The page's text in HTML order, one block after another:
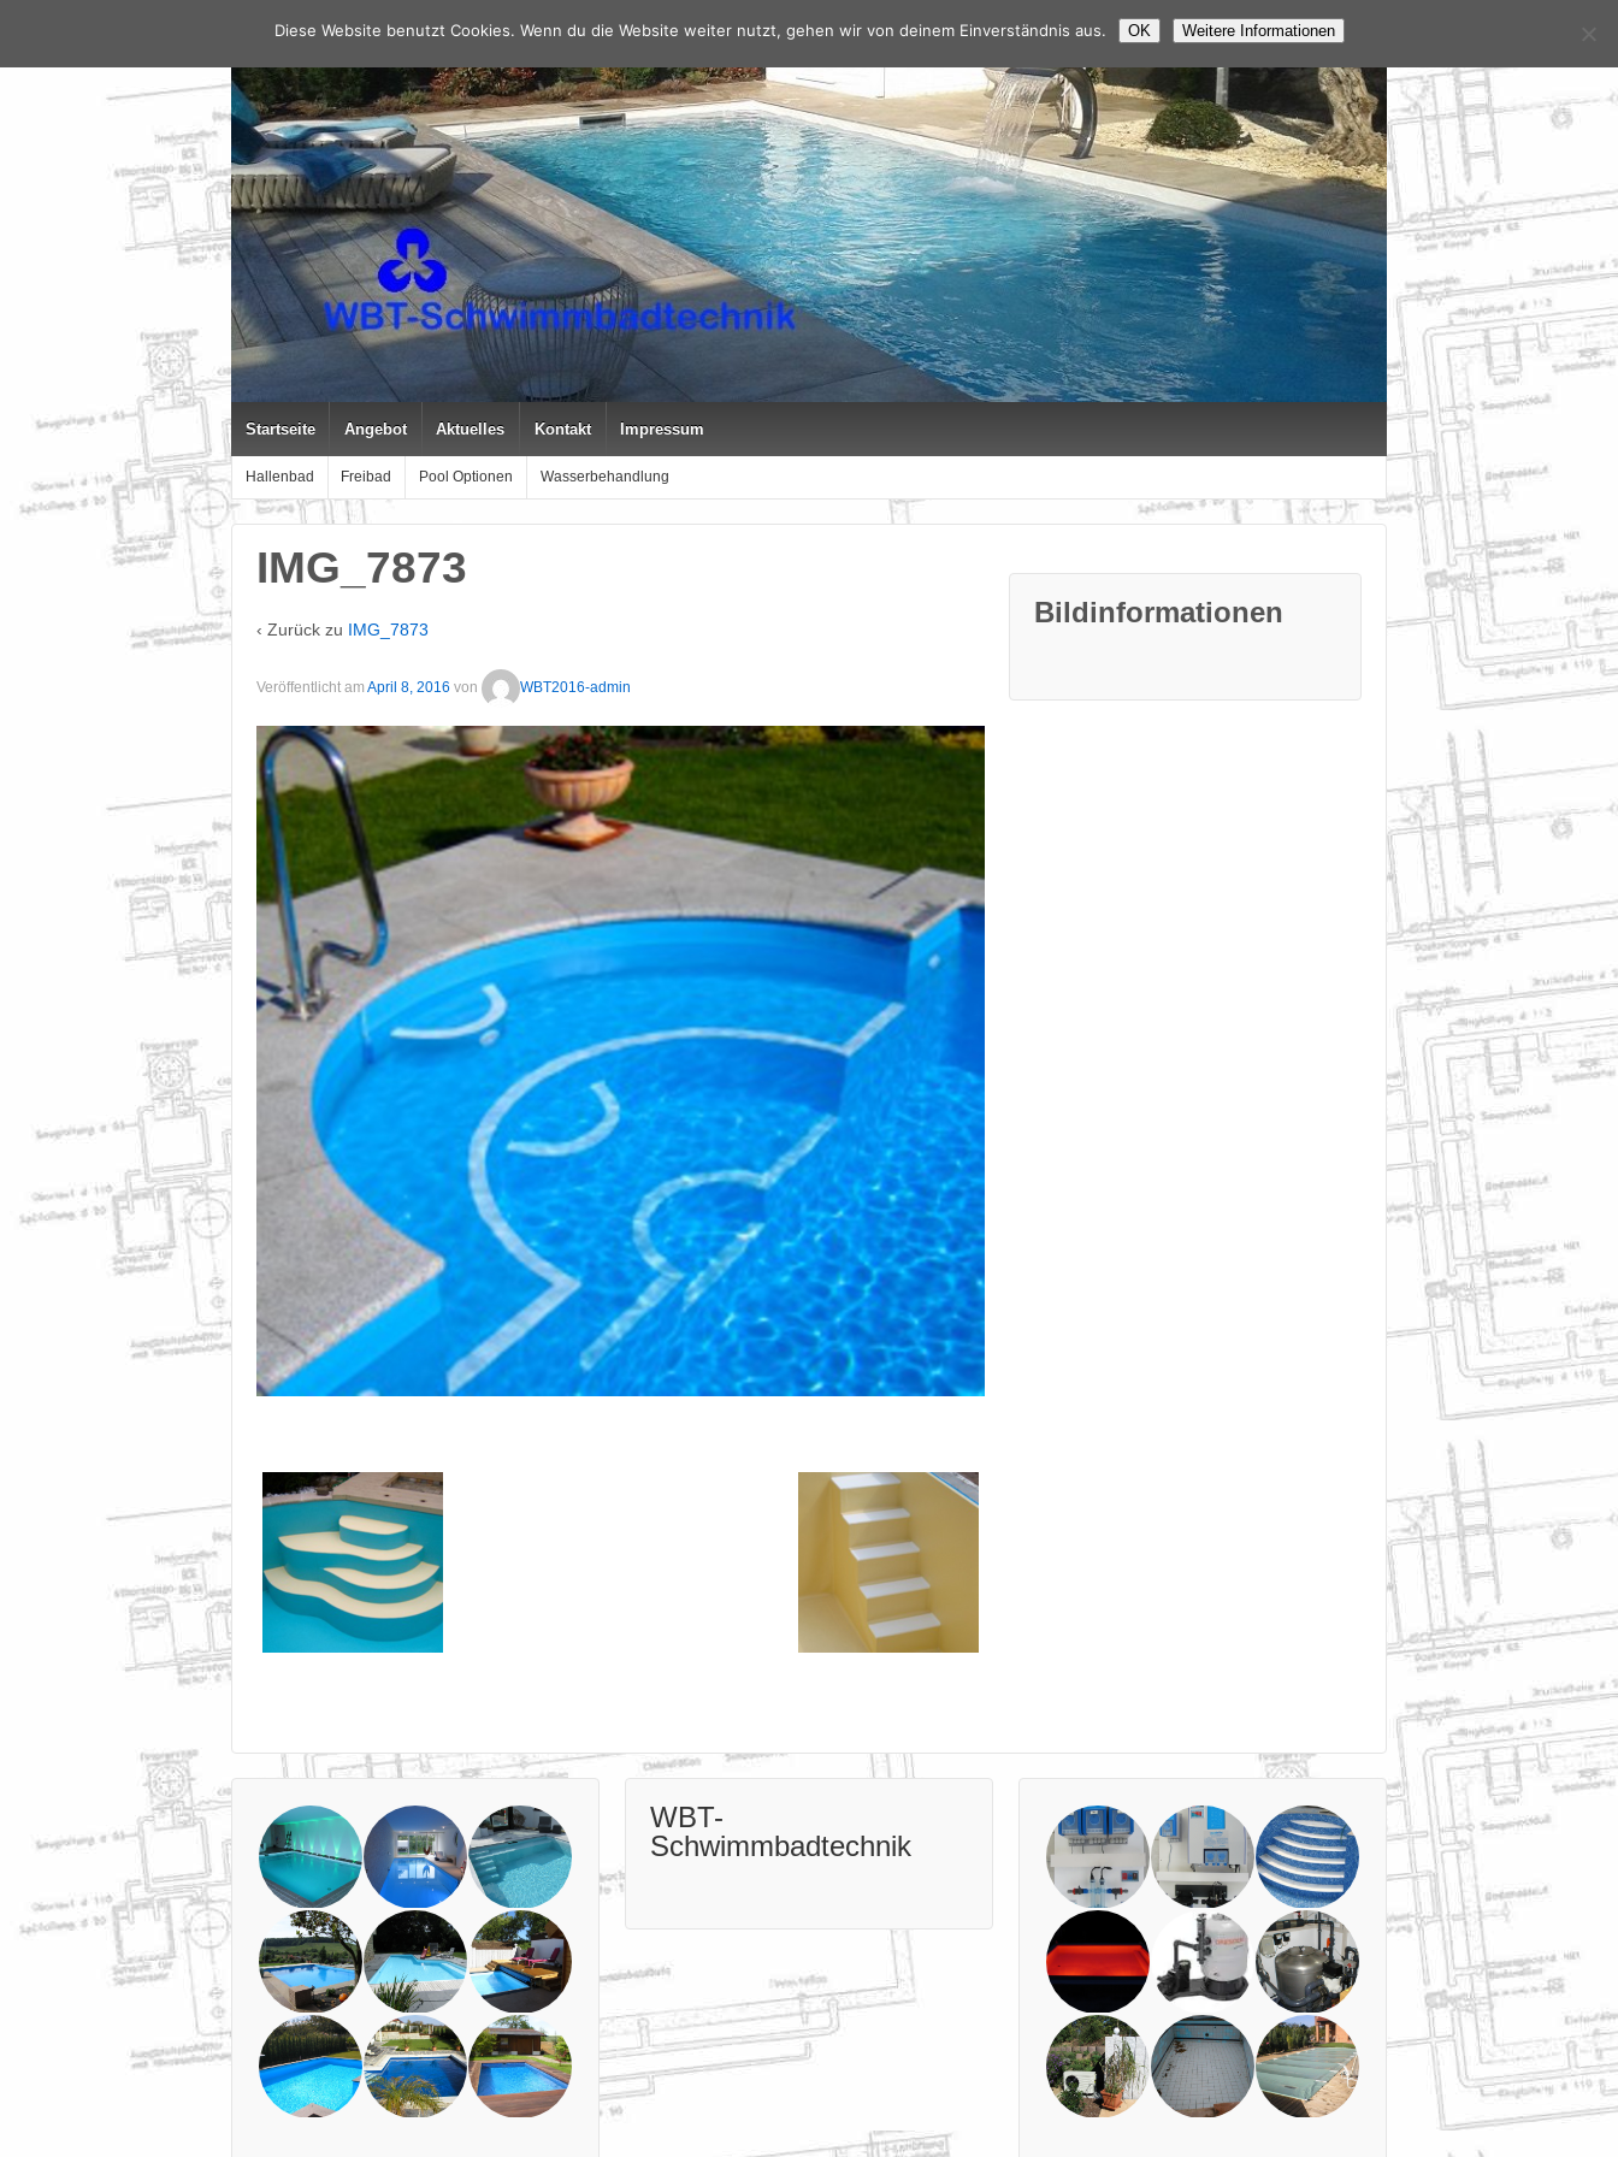
Startseite Angebot Aktuelles Kontakt Impressum
Hallenbad Freibad Pool Optionen Wasserbehandlung
IMG_7873
‹ Zurück zu IMG_7873
Veröffentlicht am April 8, 2016 von WBT2016-admin
Bildinformationen
WBT-
Schwimmbadtechnik
Diese Website benutzt Cookies. Wenn du die Website weiter nutzt, gehen wir von deinem Einverständnis aus. OK Weitere Informationen